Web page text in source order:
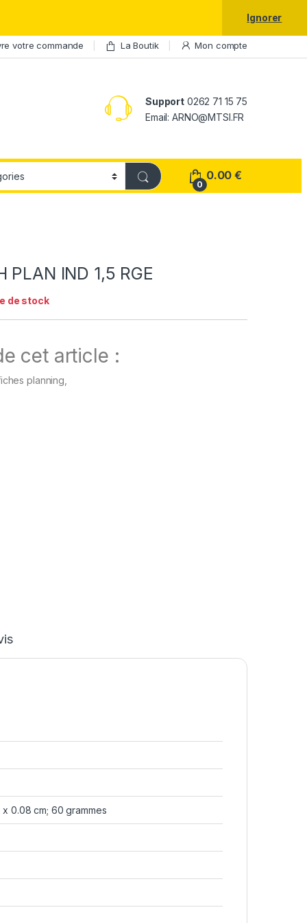
votre commande La Boutik Mon compte
Support0262 71 15 75
Email: ARNO@MTSI.FR
0
0.00€
PLAN IND 1,5 RGE
de stock
cet article :
planning,
0.08 cm; 60 grammes
Ignorer